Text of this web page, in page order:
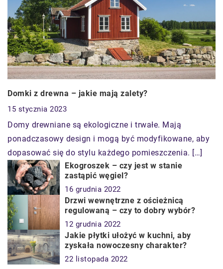
Domki z drewna – jakie mają zalety?
15 stycznia 2023
Domy drewniane są ekologiczne i trwałe. Mają
ponadczasowy design i mogą być modyfikowane, aby
dopasować się do stylu każdego pomieszczenia. […]
Ekogroszek – czy jest w stanie
zastąpić węgiel?
16 grudnia 2022
Drzwi wewnętrzne z ościeżnicą
regulowaną – czy to dobry wybór?
12 grudnia 2022
Jakie płytki ułożyć w kuchni, aby
zyskała nowoczesny charakter?
22 listopada 2022